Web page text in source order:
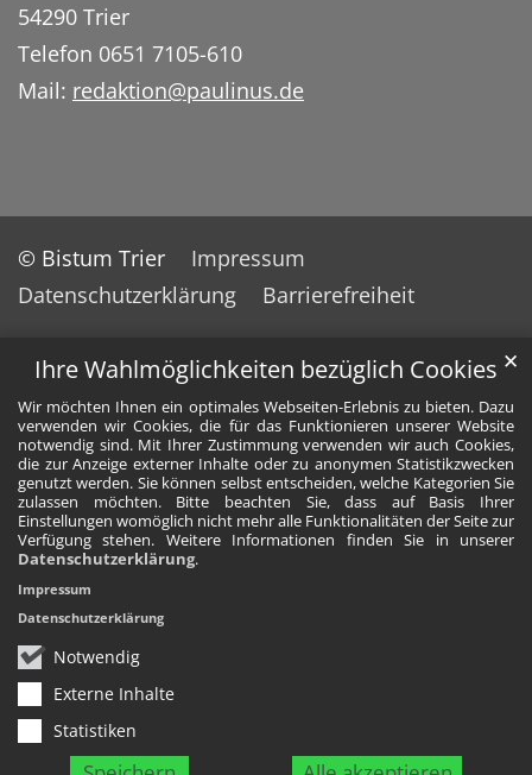
Ihre Wahlmöglichkeiten bezüglich Cookies
Wir möchten Ihnen ein optimales Webseiten-Erlebnis zu bieten. Dazu
verwenden wir Cookies, die für das Funktionieren unserer Website
notwendig sind. Mit Ihrer Zustimmung verwenden wir auch Cookies,
die zur Anzeige externer Inhalte oder zu anonymen Statistikzwecken
genutzt werden. Sie können selbst entscheiden, welche Kategorien Sie
zulassen möchten. Bitte beachten Sie, dass auf Basis Ihrer
Einstellungen womöglich nicht mehr alle Funktionalitäten der Seite zur
Verfügung stehen. Weitere Informationen finden Sie in unserer
Datenschutzerklärung.
Notwendig
Externe Inhalte
Statistiken
✕
Impressum
Datenschutzerklärung
54290 Trier
Telefon 0651 7105-610
Mail: redaktion@paulinus.de
© Bistum Trier
Impressum
Datenschutzerklärung
Barrierefreiheit